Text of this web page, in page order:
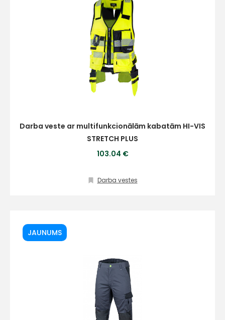
Darba veste ar multifunkcionālām kabatām HI-VIS
STRETCH PLUS
103.04 €
Darba vestes
JAUNUMS